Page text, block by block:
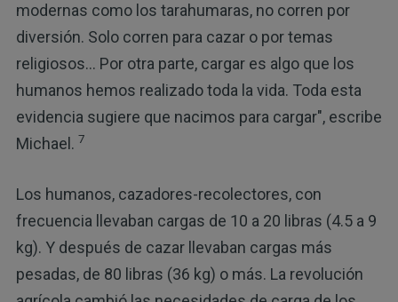
modernas como los tarahumaras, no corren por
diversión. Solo corren para cazar o por temas
religiosos... Por otra parte, cargar es algo que los
humanos hemos realizado toda la vida. Toda esta
evidencia sugiere que nacimos para cargar", escribe
Michael. 7
Los humanos, cazadores-recolectores, con
frecuencia llevaban cargas de 10 a 20 libras (4.5 a 9
kg). Y después de cazar llevaban cargas más
pesadas, de 80 libras (36 kg) o más. La revolución